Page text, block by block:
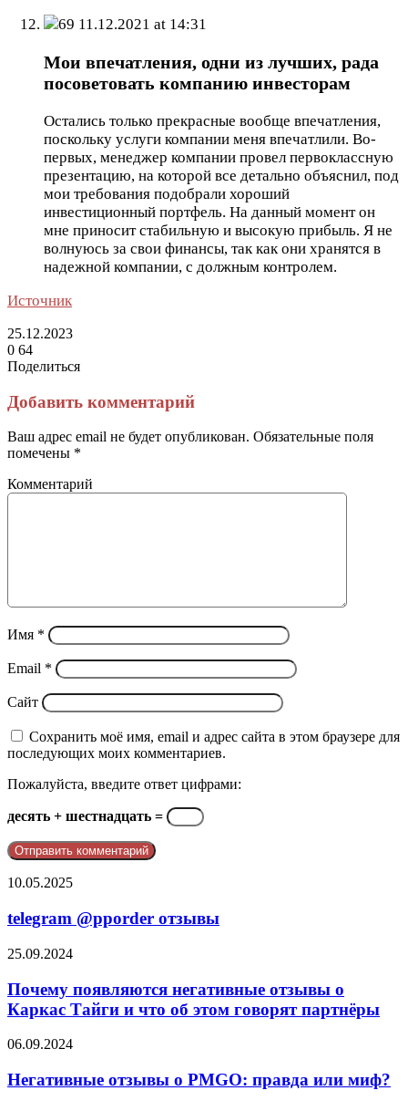
69 11.12.2021 at 14:31
Мои впечатления, одни из лучших, рада
посоветовать компанию инвесторам
Остались только прекрасные вообще впечатления,
поскольку услуги компании меня впечатлили. Во-
первых, менеджер компании провел первоклассную
презентацию, на которой все детально объяснил, под
мои требования подобрали хороший
инвестиционный портфель. На данный момент он
мне приносит стабильную и высокую прибыль. Я не
волнуюсь за свои финансы, так как они хранятся в
надежной компании, с должным контролем.
Источник
25.12.2023
0 64
Поделиться
через
электронную
почту
Добавить комментарий
Ваш адрес email не будет опубликован. Обязательные поля
помечены *
Комментарий
Имя *
Email *
Сайт
Сохранить моё имя, email и адрес сайта в этом браузере для
последующих моих комментариев.
Пожалуйста, введите ответ цифрами:
десять + шестнадцать =
telegram
отзывы
10.05.2025
telegram @pporder отзывы
Почему
негативные
отзывы
о
Тайги
что
25.09.2024
Почему появляются негативные отзывы о
Каркас Тайги и что об этом говорят партнёры
Негативные
о
PMGO:
06.09.2024
Негативные отзывы о PMGO: правда или миф?